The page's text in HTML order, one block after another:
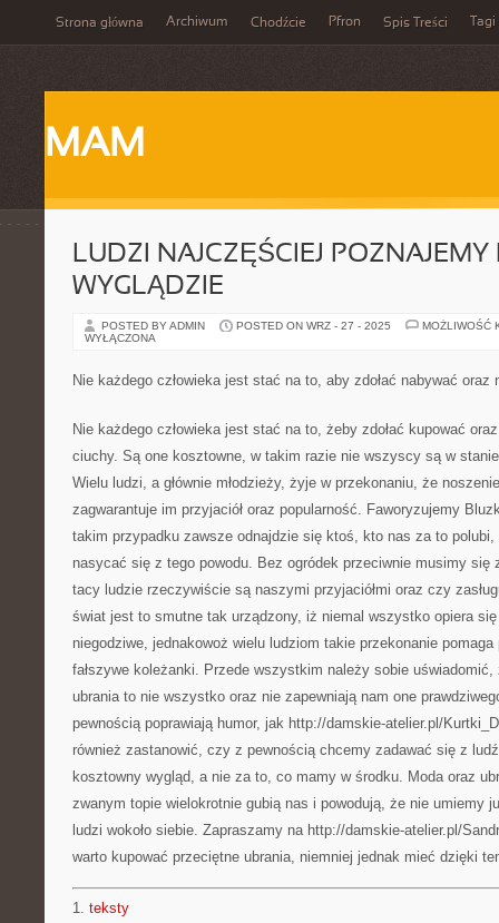
Strona główna Archiwum Chodźcie Pfron Spis Treści Tagi
MAM
LUDZI NAJCZĘŚCIEJ POZNAJEMY
WYGLĄDZIE
POSTED BY ADMIN POSTED ON WRZ - 27 - 2025
MOŻLIWOŚĆ
WYŁĄCZONA
Nie każdego człowieka jest stać na to, aby zdołać nabywać
Nie każdego człowieka jest stać na to, żeby zdołać kupować
ciuchy. Są one kosztowne, w takim razie nie wszyscy są w
Wielu ludzi, a głównie młodzieży, żyje w przekonaniu, że
zagwarantuje im przyjaciół oraz popularność. Faworyzujemy
takim przypadku zawsze odnajdzie się ktoś, kto nas za to
nasycać się z tego powodu. Bez ogródek przeciwnie musimy się
tacy ludzie rzeczywiście są naszymi przyjaciółmi oraz czy
świat jest to smutne tak urządzony, iż niemal wszystko opiera
niegodziwe, jednakowoż wielu ludziom takie przekonanie
fałszywe koleżanki. Przede wszystkim należy sobie uświadomić,
ubrania to nie wszystko oraz nie zapewniają nam one
pewnością poprawiają humor, jak http://damskie-atelier.pl/
również zastanowić, czy z pewnością chcemy zadawać się z
kosztowny wygląd, a nie za to, co mamy w środku. Moda oraz
zwanym topie wielokrotnie gubią nas i powodują, że nie umiemy
ludzi wokoło siebie. Zapraszamy na http://damskie-atelier.pl/
warto kupować przeciętne ubrania, niemniej jednak mieć dzięki
1. teksty